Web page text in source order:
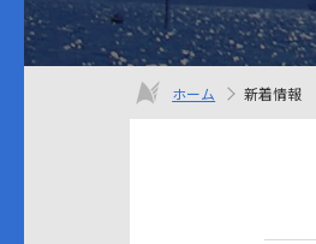
ホーム 新着情報